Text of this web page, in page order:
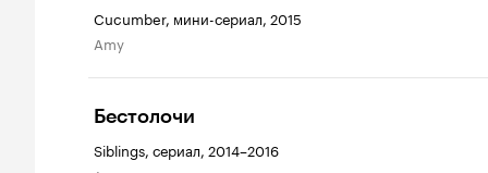
Cucumber, мини-сериал, 2015
Amy
Бестолочи
Siblings, сериал, 2014–2016